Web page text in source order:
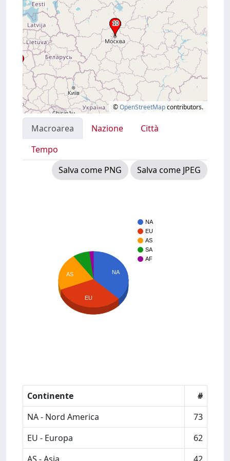
©OpenStreetMapcontributors.
Macroarea Nazione
Città
Tempo
Salva come PNG
Salva come JPEG
NA
EU
AS
SA
AF
NA
AS
EU
Continente
#
NA - Nord America
73
EU - Europa
62